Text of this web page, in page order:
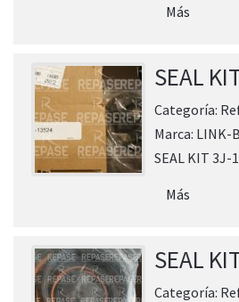
Más
SEAL
Categoría:
Marca: LINK-
SEAL KIT 3J-
Más
SEAL
Categoría: